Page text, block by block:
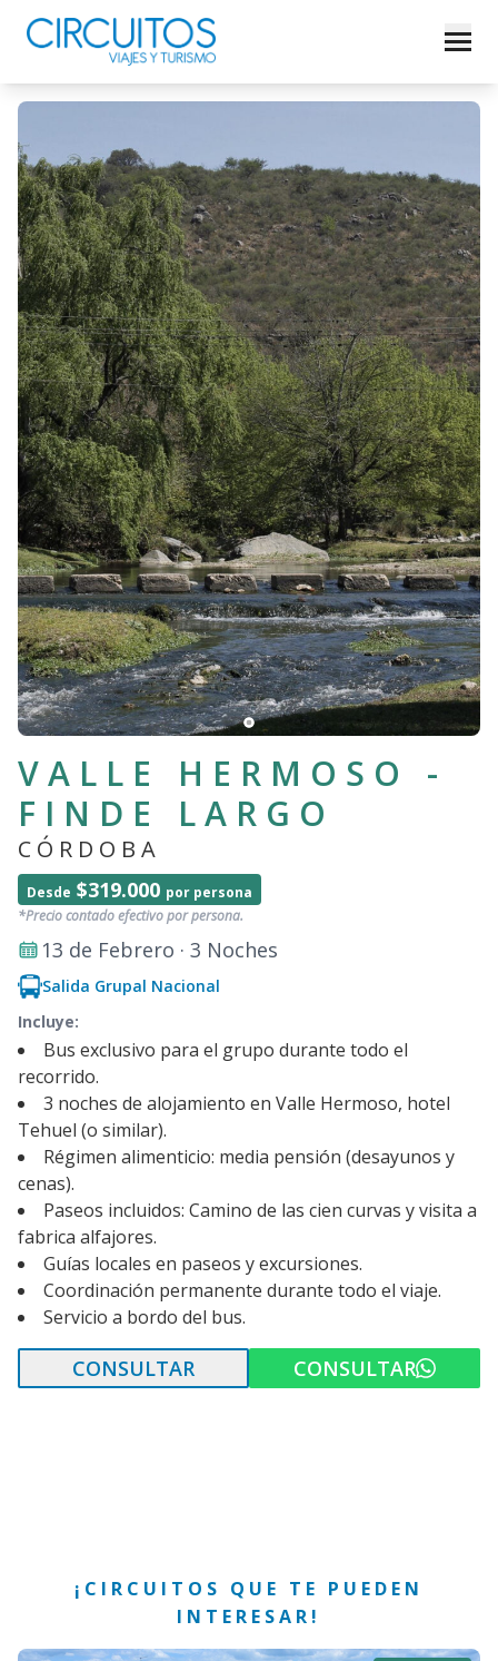
VALLE HERMOSO -
FINDE LARGO
CÓRDOBA
Desde $319.000 por persona
*Precio contado efectivo por persona.
13 de Febrero · 3 Noches
Salida Grupal Nacional
Incluye:
Bus exclusivo para el grupo durante todo el
recorrido.
3 noches de alojamiento en Valle Hermoso, hotel
Tehuel (o similar).
Régimen alimenticio: media pensión (desayunos y
cenas).
Paseos incluidos: Camino de las cien curvas y visita a
fabrica alfajores.
Guías locales en paseos y excursiones.
Coordinación permanente durante todo el viaje.
Servicio a bordo del bus.
CONSULTAR CONSULTAR
¡CIRCUITOS QUE TE PUEDEN
INTERESAR!